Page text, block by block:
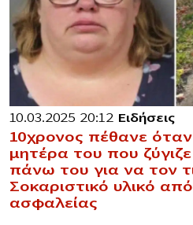
10.03.2025 20:12 Ειδήσεις
10χρονος πέθανε
μητέρα του που
πάνω του για να τον
Σοκαριστικό υλικό
ασφαλείας